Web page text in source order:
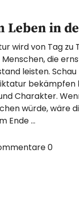
Leben in
wird von Tag zu
die
leisten. Schau
bekämpfen
Charakter.
würde, wäre
Ende …
0